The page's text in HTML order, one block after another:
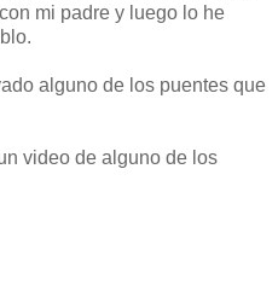
mi padre y luego lo he
alguno de los puentes que
video de alguno de los